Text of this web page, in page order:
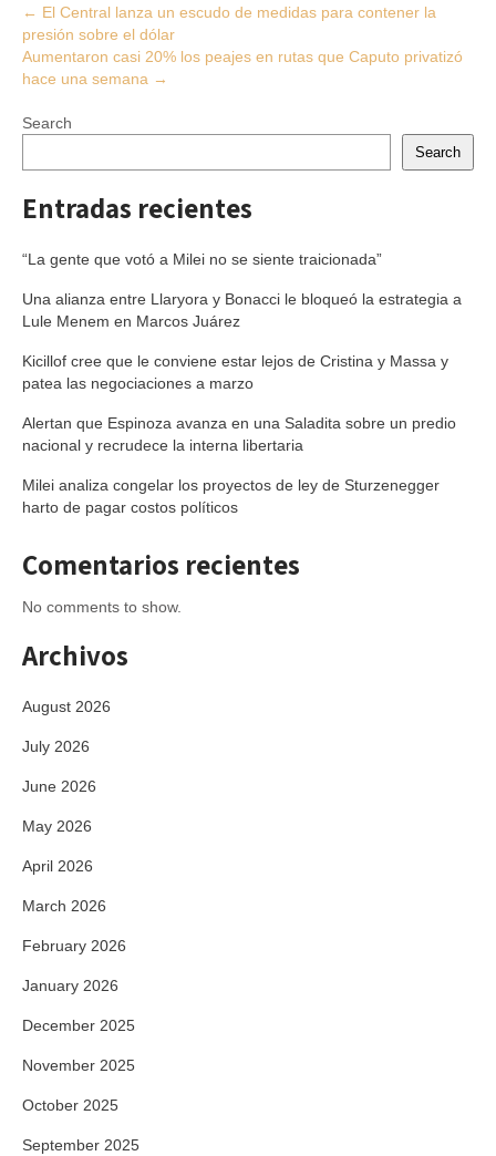
Post
navigation
← El Central lanza un escudo de medidas para contener la
presión sobre el dólar
Aumentaron casi 20% los peajes en rutas que Caputo privatizó
hace una semana →
Search
Search
Entradas recientes
“La gente que votó a Milei no se siente traicionada”
Una alianza entre Llaryora y Bonacci le bloqueó la estrategia a
Lule Menem en Marcos Juárez
Kicillof cree que le conviene estar lejos de Cristina y Massa y
patea las negociaciones a marzo
Alertan que Espinoza avanza en una Saladita sobre un predio
nacional y recrudece la interna libertaria
Milei analiza congelar los proyectos de ley de Sturzenegger
harto de pagar costos políticos
Comentarios recientes
No comments to show.
Archivos
August 2026
July 2026
June 2026
May 2026
April 2026
March 2026
February 2026
January 2026
December 2025
November 2025
October 2025
September 2025